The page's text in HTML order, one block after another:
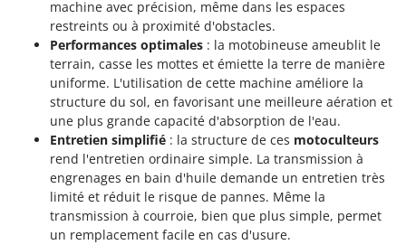
machine avec précision, même dans les espaces
restreints ou à proximité d'obstacles.
Performances optimales : la motobineuse ameublit le
terrain, casse les mottes et émiette la terre de manière
uniforme. L'utilisation de cette machine améliore la
structure du sol, en favorisant une meilleure aération et
une plus grande capacité d'absorption de l'eau.
Entretien simplifié : la structure de ces motoculteurs
rend l'entretien ordinaire simple. La transmission à
engrenages en bain d'huile demande un entretien très
limité et réduit le risque de pannes. Même la
transmission à courroie, bien que plus simple, permet
un remplacement facile en cas d'usure.